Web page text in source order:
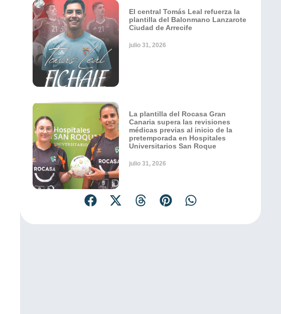
El central Tomás Leal refuerza la
plantilla del Balonmano Lanzarote
Ciudad de Arrecife
julio 31, 2026
La plantilla del Rocasa Gran
Canaria supera las revisiones
médicas previas al inicio de la
pretemporada en Hospitales
Universitarios San Roque
julio 31, 2026